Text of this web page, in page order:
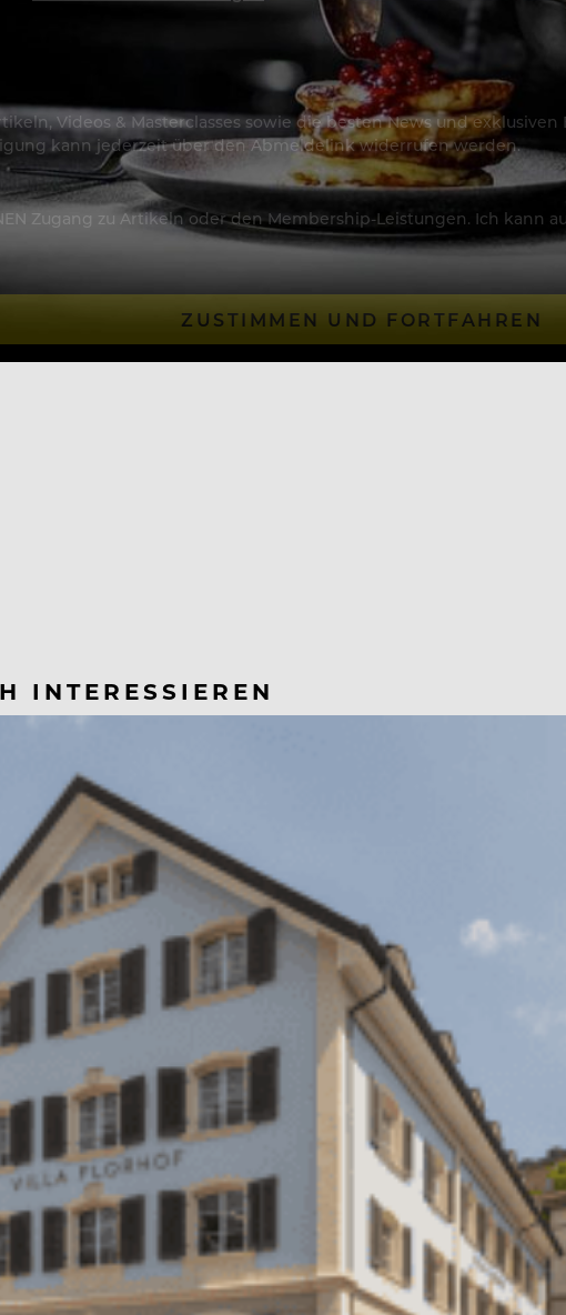
Videos & Masterclasses sowie die besten News und
kann jederzeit über den Abmeldelink widerrufen werden.
Zugang zu Artikeln oder den Membership-Leistungen. Ich kann
ZUSTIMMEN UND FORTFAHREN
INTERESSIEREN